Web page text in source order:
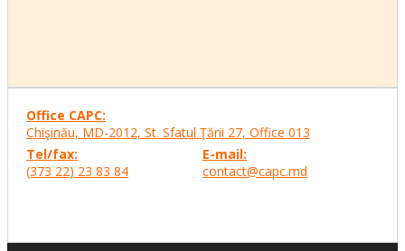
Office CAPC:
Chişinău, MD-2012, St. Sfatul Ţării 27, Office 013
Tel/fax:
(373 22) 23 83 84
E-mail:
contact@capc.md